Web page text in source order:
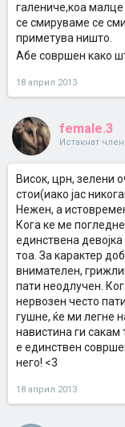
галениче,коа малце
се смируваме се
приметува ништо.
Абе совршен како
18 април 2013
female.3
Истакнат член
Висок, црн, зелени
стои(иако јас
Нежен, а
Кога ке ме
единствена
тоа. За карактер
внимателен,
пати неодлучен.
нервозен често
гушне, ќе ми легне
навистина ги
е единствен
него! <3
18 април 2013